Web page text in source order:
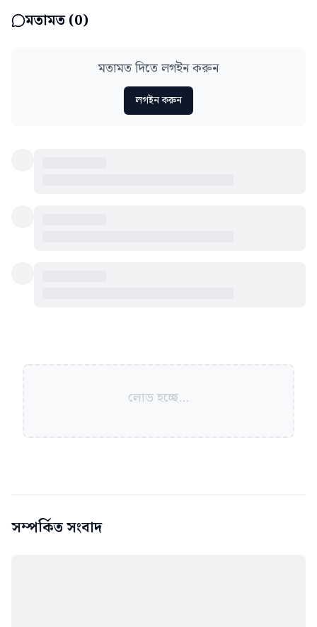
মতামত (0)
মতামত দিতে লগইন করুন
লগইন করুন
লোড হচ্ছে...
সম্পর্কিত সংবাদ